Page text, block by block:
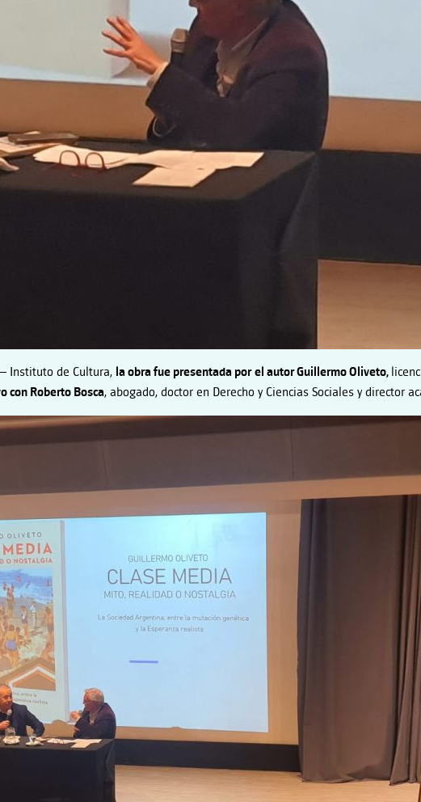
Instituto de Cultura, la obra fue presentada por el autor Guillermo Oliveto,
con Roberto Bosca, abogado, doctor en Derecho y Ciencias Sociales y director